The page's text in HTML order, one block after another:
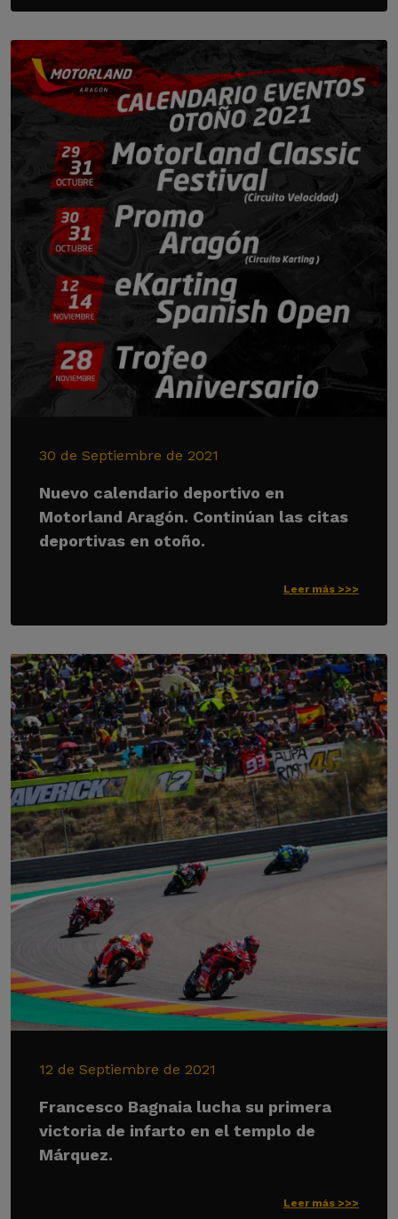
30 de Septiembre de 2021
Nuevo calendario deportivo en
Motorland Aragón. Continúan las citas
deportivas en otoño.
Leer más >>>
12 de Septiembre de 2021
Francesco Bagnaia lucha su primera
victoria de infarto en el templo de
Márquez.
Leer más >>>